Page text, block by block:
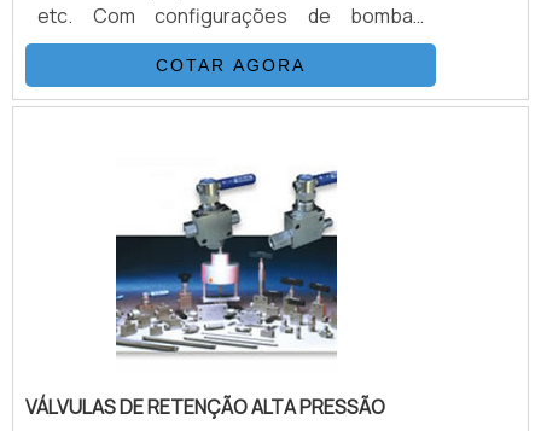
etc. Com configurações de bombas
podendo chegar até 100.000 psi, opcionais
como sistemas de aquisição de dados,
acionamento remoto, controles
ADICIONAIS SOBRE O PRODUTOAbaixo, é
possível conferir quais as vantagens em
contar com este tipo de equipamento:
Melhor custo-benefício do mercado
Funcionário.
COTAR AGORA
VÁLVULAS DE RETENÇÃO ALTA PRESSÃO